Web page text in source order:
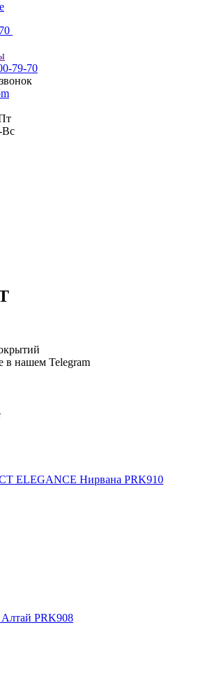
79-70
Вс
в нашем Telegram
ELEGANCE Нирвана PRK910
PRK908